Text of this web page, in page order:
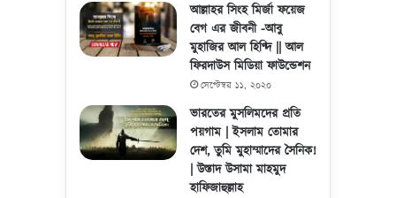
আল্লাহর সিংহ মির্জা ফয়েজ
বেগ এর জীবনী -আবু
মুহাজির আল হিণ্দি || আল
ফিরদাউস মিডিয়া ফাউন্ডেশন
সেপ্টেম্বর ১১, ২০২০
ভারতের মুসলিমদের প্রতি
পয়গাম | ইসলাম তোমার
দেশ, তুমি মুহাম্মাদের সৈনিক!
| উস্তাদ উসামা মাহমুদ
হাফিজাহুল্লাহ